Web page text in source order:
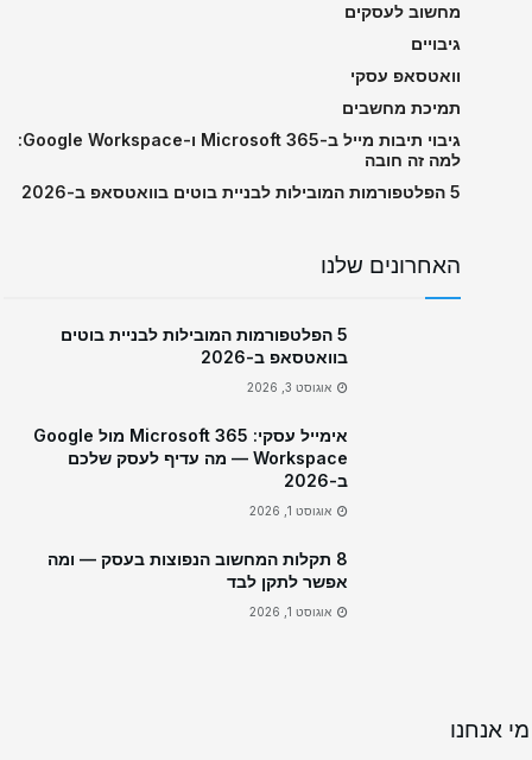
מחשוב לעסקים
גיבויים
וואטסאפ עסקי
תמיכת מחשבים
גיבוי תיבות מייל ב-Microsoft 365 ו-Google Workspace:
למה זה חובה
5 הפלטפורמות המובילות לבניית בוטים בוואטסאפ ב-2026
האחרונים שלנו
5 הפלטפורמות המובילות לבניית בוטים
בוואטסאפ ב-2026
אוגוסט 3, 2026
אימייל עסקי: Microsoft 365 מול Google
Workspace — מה עדיף לעסק שלכם
ב-2026
אוגוסט 1, 2026
8 תקלות המחשוב הנפוצות בעסק — ומה
אפשר לתקן לבד
אוגוסט 1, 2026
מי אנחנו